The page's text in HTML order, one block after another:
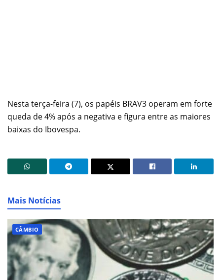
Nesta terça-feira (7), os papéis BRAV3 operam em forte
queda de 4% após a negativa e figura entre as maiores
baixas do Ibovespa.
Mais Notícias
CÂMBIO